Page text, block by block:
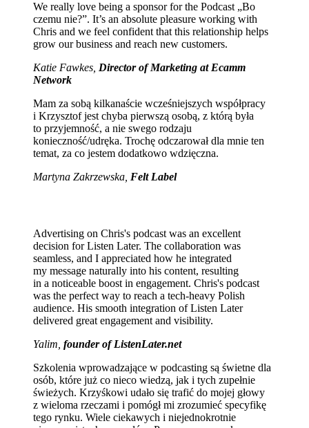
We really love being a sponsor for the Podcast „Bo
czemu nie?”. It’s an absolute pleasure working with
Chris and we feel confident that this relationship helps
grow our business and reach new customers.
Katie Fawkes, Director of Marketing at Ecamm
Network
Mam za sobą kilkanaście wcześniejszych współpracy
i Krzysztof jest chyba pierwszą osobą, z którą była
to przyjemność, a nie swego rodzaju
konieczność/udręka. Trochę odczarował dla mnie ten
temat, za co jestem dodatkowo wdzięczna.
Martyna Zakrzewska, Felt Label
Advertising on Chris's podcast was an excellent
decision for Listen Later. The collaboration was
seamless, and I appreciated how he integrated
my message naturally into his content, resulting
in a noticeable boost in engagement. Chris's podcast
was the perfect way to reach a tech-heavy Polish
audience. His smooth integration of Listen Later
delivered great engagement and visibility.
Yalim, founder of ListenLater.net
Szkolenia wprowadzające w podcasting są świetne dla
osób, które już co nieco wiedzą, jak i tych zupełnie
świeżych. Krzyśkowi udało się trafić do mojej głowy
z wieloma rzeczami i pomógł mi zrozumieć specyfikę
tego rynku. Wiele ciekawych i niejednokrotnie